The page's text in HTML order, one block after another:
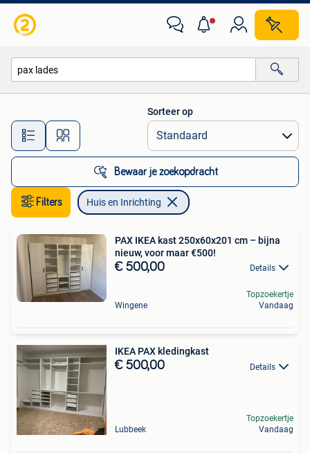
Alle afstanden…
Sorteer op
Bewaar je zoekopdracht
Filters Huis en Inrichting
PAX IKEA kast 250x60x201 cm – bijna
nieuw, voor maar €500!
€ 500,00 Details
Wingene
Topzoekertje
Vandaag
IKEA PAX kledingkast
€ 500,00 Details
Lubbeek
Topzoekertje
Vandaag